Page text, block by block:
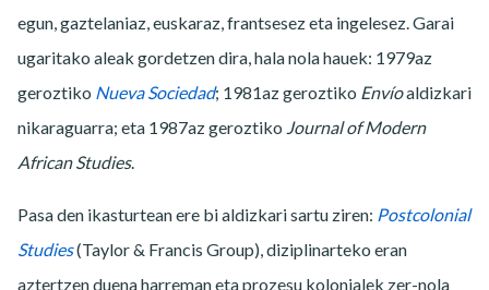
egun, gaztelaniaz, euskaraz, frantsesez eta ingelesez. Garai
ugaritako aleak gordetzen dira, hala nola hauek: 1979az
geroztiko Nueva Sociedad; 1981az geroztiko Envíoaldizkari
nikaraguarra; eta 1987az geroztiko Journal of Modern
African Studies.
Pasa den ikasturtean ere bi aldizkari sartu ziren: Postcolonial
Studies(Taylor & Francis Group), diziplinarteko eran
aztertzen duena harreman eta prozesu kolonialek zer-nola